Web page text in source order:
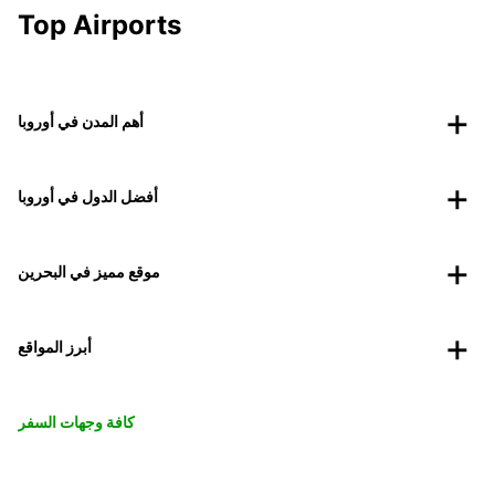
Top Airports
أهم المدن في أوروبا
أفضل الدول في أوروبا
موقع مميز في البحرين
أبرز المواقع
كافة وجهات السفر